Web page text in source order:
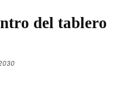
del tablero